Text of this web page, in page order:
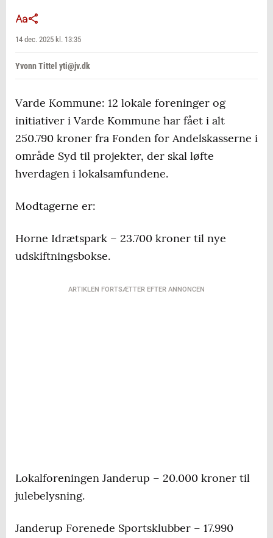
14 dec. 2025 kl. 13:35
Yvonn Tittel yti@jv.dk
Varde Kommune: 12 lokale foreninger og
initiativer i Varde Kommune har fået i alt
250.790 kroner fra Fonden for Andelskasserne i
område Syd til projekter, der skal løfte
hverdagen i lokalsamfundene.
Modtagerne er:
Horne Idrætspark – 23.700 kroner til nye
udskiftningsbokse.
ARTIKLEN FORTSÆTTER EFTER ANNONCEN
Lokalforeningen Janderup – 20.000 kroner til
julebelysning.
Janderup Forenede Sportsklubber – 17.990